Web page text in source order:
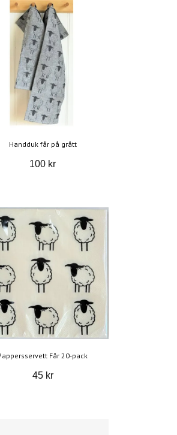
Handduk får på grått
100 kr
Får 20-pack
45 kr